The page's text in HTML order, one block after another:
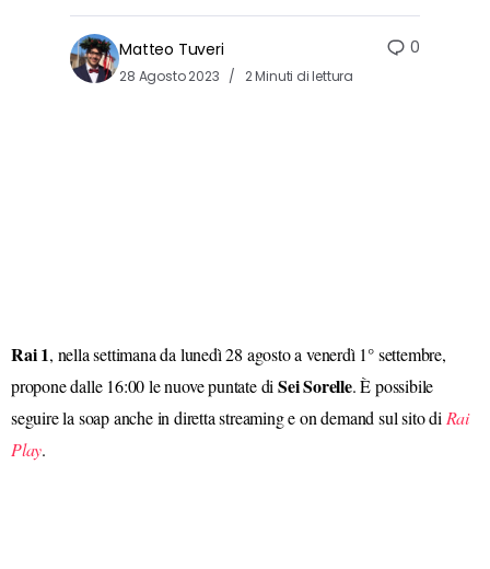
Matteo Tuveri
28 Agosto 2023 2 Minuti di lettura
0
Rai 1, nella settimana da lunedì 28 agosto a venerdì 1° settembre,
propone dalle 16:00 le nuove puntate diSei Sorelle. È possibile
seguire la soap anche in diretta streaming e on demand sul sito diRai
Play.